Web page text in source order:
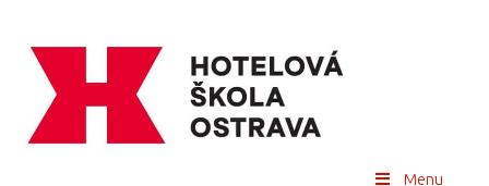
Menu